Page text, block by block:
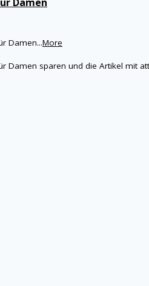
Damen
Damen...More
Damen sparen und die Artikel mit